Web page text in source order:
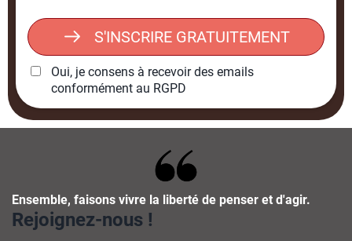
S'INSCRIRE GRATUITEMENT
Oui, je consens à recevoir des emails
conformément au RGPD
Ensemble, faisons vivre la liberté de penser et d'agir.
Rejoignez-nous !